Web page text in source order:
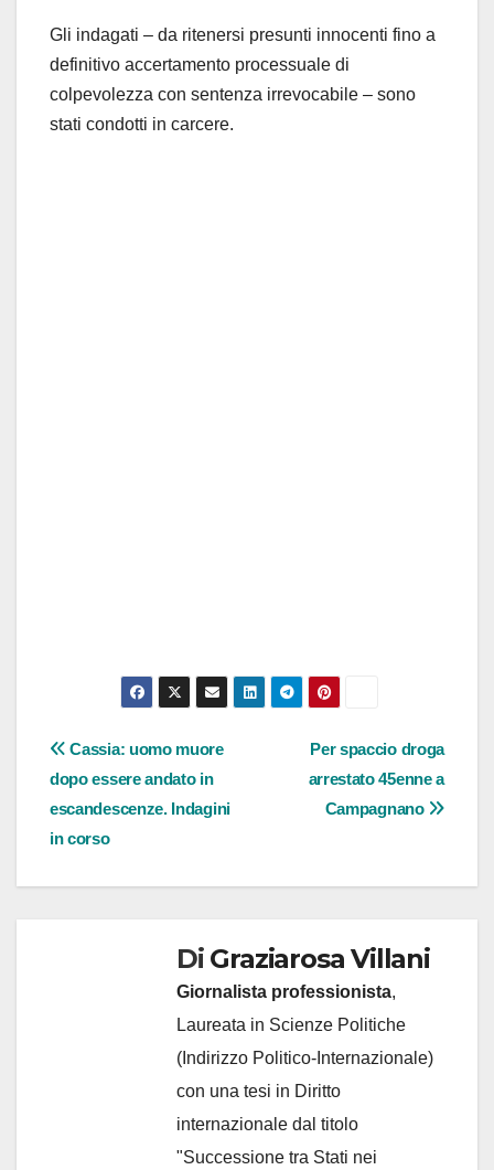
Gli indagati – da ritenersi presunti innocenti fino a
definitivo accertamento processuale di
colpevolezza con sentenza irrevocabile – sono
stati condotti in carcere.
Navigazione
articoli
Per spaccio droga
arrestato 45enne a
Campagnano
Cassia: uomo muore
dopo essere andato in
escandescenze. Indagini
in corso
Di Graziarosa Villani
Giornalista professionista,
Laureata in Scienze Politiche
(Indirizzo Politico-Internazionale)
con una tesi in Diritto
internazionale dal titolo
"Successione tra Stati nei